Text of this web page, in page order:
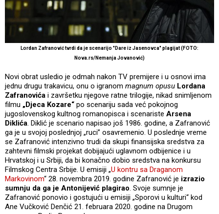
Lordan Zafranović tvrdi da je scenarijo "Dare iz Jasenovca" plagijat (FOTO:
Nova.rs/Nemanja Jovanović)
Novi obrat usledio je odmah nakon TV premijere i u osnovi ima
jednu drugu trakavicu, onu o igranom magnum opusu Lordana
Zafranovića i završetku njegove ratne trilogije, nikad snimljenom
filmu „Djeca Kozare“ po scenariju sada već pokojnog
jugoslovenskog kultnog romanopisca i scenariste Arsena
Diklića. Diklić je scenario napisao još 1986. godine, a Zafranović
ga je u svojoj poslednjoj „ruci” osavremenio. U poslednje vreme
se Zafranović intenzivno trudi da skupi finansijska sredstva za
zahtevni filmski projekat dobijajući uglavnom odbijenice i u
Hrvatskoj i u Srbiji, da bi konačno dobio sredstva na konkursu
Filmskog Centra Srbije. U emisiji „U kontru sa Draganom
Markovinom“ 28. novembra 2019. godine Zafranović je izrazio
sumnju da ga je Antonijević plagirao. Svoje sumnje je
Zafranović ponovio i gostujući u emisiji „Sporovi u kulturi“ kod
Ane Vučković Denčić 21. februara 2020. godine na Drugom